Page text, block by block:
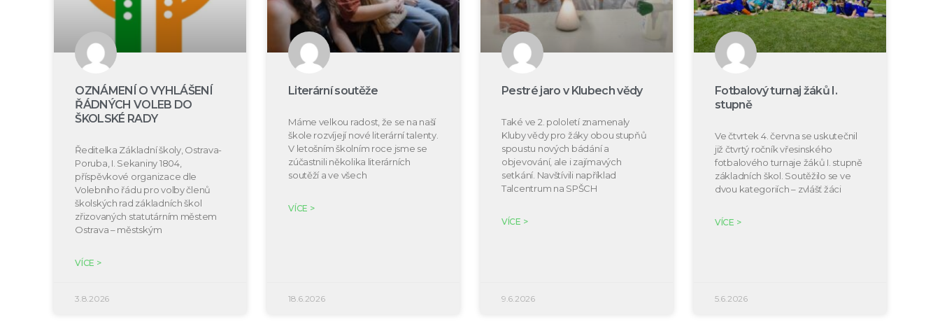
OZNÁMENÍ O VYHLÁŠENÍ
ŘÁDNÝCH VOLEB DO
ŠKOLSKÉ RADY
Ředitelka Základní školy, Ostrava-
Poruba, I. Sekaniny 1804,
příspěvkové organizace dle
Volebního řádu pro volby členů
školských rad základních škol
zřizovaných statutárním městem
Ostrava – městským
VÍCE >
3.8.2026
Literární soutěže
Máme velkou radost, že se na naší
škole rozvíjejí nové literární talenty.
V letošním školním roce jsme se
zúčastnili několika literárních
soutěží a ve všech
VÍCE >
18.6.2026
Pestré jaro v Klubech vědy
Také ve 2. pololetí znamenaly
Kluby vědy pro žáky obou stupňů
spoustu nových bádání a
objevování, ale i zajímavých
setkání. Navštívili například
Talcentrum na SPŠCH
VÍCE >
9.6.2026
Fotbalový turnaj žáků I.
stupně
Ve čtvrtek 4. června se uskutečnil
již čtvrtý ročník vřesinského
fotbalového turnaje žáků I. stupně
základních škol. Soutěžilo se ve
dvou kategoriích – zvlášť žáci
VÍCE >
5.6.2026